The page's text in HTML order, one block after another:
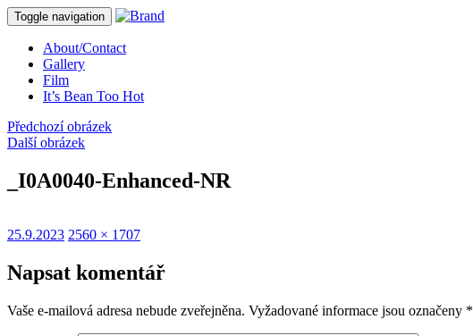
Toggle navigation
About/Contact
Gallery
Film
It’s Bean Too Hot
Předchozí obrázek
Další obrázek
_I0A0040-Enhanced-NR
Publikováno:
25.9.2023 Původní
2560 × 1707
Napsat komentář
Vaše e-mailová adresa nebude zveřejněna. Vyžadované informace jsou označeny *